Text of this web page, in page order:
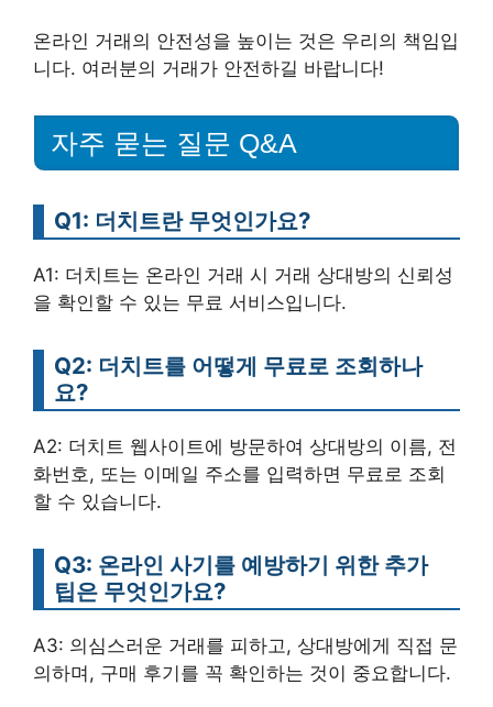
온라인 거래의 안전성을 높이는 것은 우리의 책임입
니다. 여러분의 거래가 안전하길 바랍니다!
자주 묻는 질문 Q&A
Q1: 더치트란 무엇인가요?
A1: 더치트는 온라인 거래 시 거래 상대방의 신뢰성
을 확인할 수 있는 무료 서비스입니다.
Q2: 더치트를 어떻게 무료로 조회하나
요?
A2: 더치트 웹사이트에 방문하여 상대방의 이름, 전
화번호, 또는 이메일 주소를 입력하면 무료로 조회
할 수 있습니다.
Q3: 온라인 사기를 예방하기 위한 추가
팁은 무엇인가요?
A3: 의심스러운 거래를 피하고, 상대방에게 직접 문
의하며, 구매 후기를 꼭 확인하는 것이 중요합니다.